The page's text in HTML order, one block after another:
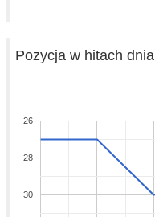
Pozycja w hitach dnia
26
28
30